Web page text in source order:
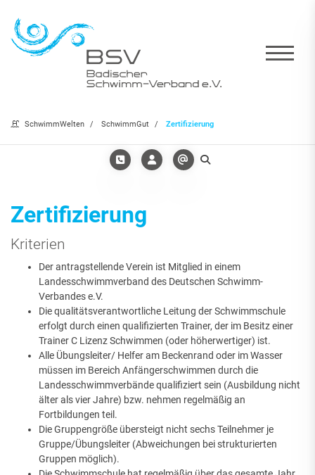
SchwimmWelten SchwimmGut Zertifizierung
Zertifizierung
Kriterien
Der antragstellende Verein ist Mitglied in einem
Landesschwimmverband des Deutschen Schwimm-
Verbandes e.V.
Die qualitätsverantwortliche Leitung der Schwimmschule
erfolgt durch einen qualifizierten Trainer, der im Besitz einer
Trainer C Lizenz Schwimmen (oder höherwertiger) ist.
Alle Übungsleiter/ Helfer am Beckenrand oder im Wasser
müssen im Bereich Anfängerschwimmen durch die
Landesschwimmverbände qualifiziert sein (Ausbildung nicht
älter als vier Jahre) bzw. nehmen regelmäßig an
Fortbildungen teil.
Die Gruppengröße übersteigt nicht sechs Teilnehmer je
Gruppe/Übungsleiter (Abweichungen bei strukturierten
Gruppen möglich).